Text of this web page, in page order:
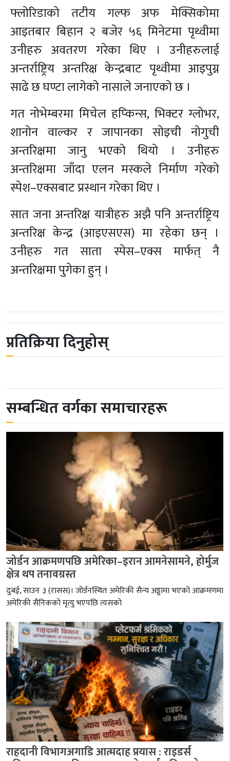
फ्लोरिडाको तटीय गल्फ अफ मेक्सिकोमा
आइतबार बिहान २ बजेर ५६ मिनेटमा पृथ्वीमा
उनीहरु अवतरण गरेका थिए । उनीहरुलाई
अन्तर्राष्ट्रिय अन्तरिक्ष केन्द्रबाट पृथ्वीमा आइपुग्न
साढे छ घण्टा लागेको नासाले जनाएको छ ।
गत नोभेम्बरमा मिचेल हप्किन्स, भिक्टर ग्लोभर,
शानोन वाल्कर र जापानका सोइची नोगुची
अन्तरिक्षमा जानु भएको थियो । उनीहरु
अन्तरिक्षमा जाँदा एलन मस्कले निर्माण गरेको
स्पेश–एक्सबाट प्रस्थान गरेका थिए ।
सात जना अन्तरिक्ष यात्रीहरु अझै पनि अन्तर्राष्ट्रिय
अन्तरिक्ष केन्द्र (आइएसएस) मा रहेका छन् ।
उनीहरु गत साता स्पेस–एक्स मार्फत् नै
अन्तरिक्षमा पुगेका हुन् ।
प्रतिक्रिया दिनुहोस्
सम्बन्धित वर्गका समाचारहरू
जोर्डन आक्रमणपछि अमेरिका–इरान आमनेसामने, होर्मुज
क्षेत्र थप तनावग्रस्त
दुबई, साउन ३ (रासस)। जोर्डनस्थित अमेरिकी सैन्य अड्डामा भएको आक्रमणमा
अमेरिकी सैनिकको मृत्यु भएपछि त्यसको
राहदानी विभागअगाडि आत्मदाह प्रयास : राइडर्स